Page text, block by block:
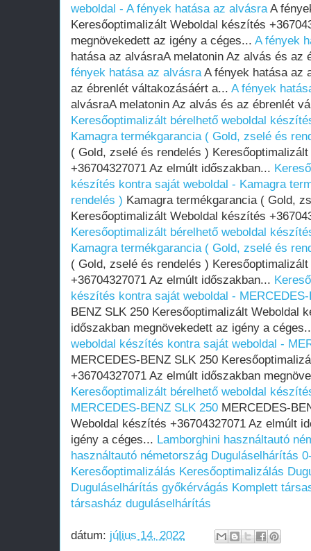
weboldal - A fények hatása az alvásraA
Keresőoptimalizált Weboldal készítés
megnövekedett az igény a céges... A fények
hatása az alvásraA melatonin Az alvás és
fények hatása az alvásraA fények hatása az
az ébrenlét váltakozásáért a... A fények
alvásraA melatonin Az alvás és az ébrenlét
Keresőoptimalizált bérelhető weboldal
Kamagra termékgarancia ( Gold, zselé és
( Gold, zselé és rendelés )
+36704327071 Az elmúlt időszakban...
készítés kontra saját weboldal - Kamagra
rendelés ) Kamagra termékgarancia ( Gold,
Keresőoptimalizált Weboldal készítés
Keresőoptimalizált bérelhető weboldal
Kamagra termékgarancia ( Gold, zselé és
( Gold, zselé és rendelés )
+36704327071 Az elmúlt időszakban...
készítés kontra saját weboldal -
BENZ SLK 250 Keresőoptimalizált Weboldal
időszakban megnövekedett az igény a
weboldal készítés kontra saját weboldal -
MERCEDES-BENZ SLK 250
+36704327071 Az elmúlt időszakban
Keresőoptimalizált bérelhető weboldal
MERCEDES-BENZ SLK 250 MERCEDES-
Weboldal készítés +36704327071 Az elmúlt
igény a céges... Lamborghini használtautó
használtautó németország Duguláselhárítás
Keresőoptimalizálás Keresőoptimalizálás
Duguláselhárítás győkérvágás Komplett
társasház duguláselhárítás
dátum: július 14, 2022